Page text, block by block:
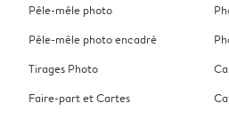
Pêle-mêle photo
Pêle-mêle photo encadré
Tirages Photo
Faire-part et Cartes